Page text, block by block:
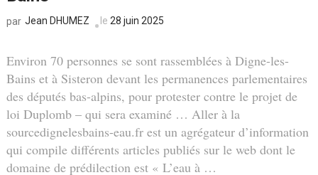
par Jean DHUMEZ le 28 juin 2025
Environ 70 personnes se sont rassemblées à Digne-les-
Bains et à Sisteron devant les permanences parlementaires
des députés bas-alpins, pour protester contre le projet de
loi Duplomb – qui sera examiné … Aller à la
sourcedignelesbains-eau.fr est un agrégateur d’information
qui compile différents articles publiés sur le web dont le
domaine de prédilection est « L’eau à …